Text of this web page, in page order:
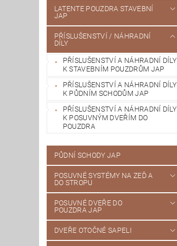
LATENTE POUZDRA STAVEBNÍ
JAP
PŘÍSLUŠENSTVÍ / NÁHRADNÍ
DÍLY
PŘÍSLUŠENSTVÍ A NÁHRADNÍ DÍLY
K STAVEBNÍM POUZDRŮM JAP
PŘÍSLUŠENSTVÍ A NÁHRADNÍ DÍLY
K PŮDNÍM SCHODŮM JAP
PŘÍSLUŠENSTVÍ A NÁHRADNÍ DÍLY
K POSUVNÝM DVEŘÍM DO
POUZDRA
PŮDNÍ SCHODY JAP
POSUVNÉ SYSTÉMY NA ZEĎ A
DO STROPU
POSUVNÉ DVEŘE DO
POUZDRA JAP
DVEŘE OTOČNÉ SAPELI